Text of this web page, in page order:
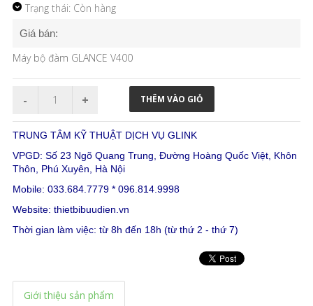
Trạng thái: Còn hàng
Giá bán:
Máy bộ đàm GLANCE V400
TRUNG TÂM KỸ THUẬT DỊCH VỤ GLINK
VPGD: Số 23 Ngõ Quang Trung, Đường Hoàng Quốc Việt, Khôn
Thôn, Phú Xuyên, Hà Nội
Mobile: 033.684.7779 * 096.814.9998
Website: thietbibuudien.vn
Thời gian làm việc: từ 8h đến 18h (từ thứ 2 - thứ 7)
Giới thiệu sản phẩm